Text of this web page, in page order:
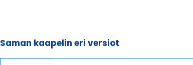
Saman kaapelin eri versiot